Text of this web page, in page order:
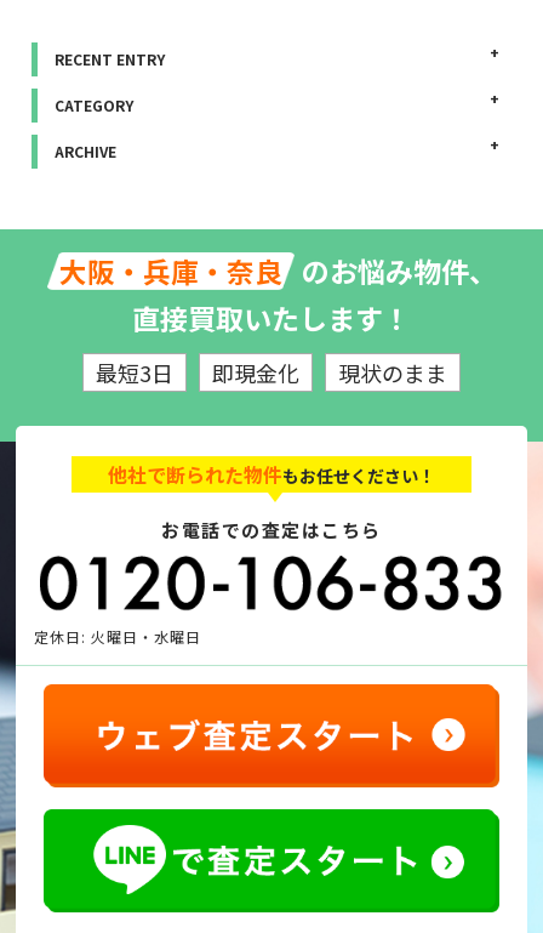
RECENT ENTRY
CATEGORY
ARCHIVE
大阪・兵庫・奈良 のお悩み物件、
直接買取いたします！
最短3日 即現金化 現状のまま
他社で断られた物件もお任せください！
お電話での査定はこちら
定休日: 火曜日・水曜日